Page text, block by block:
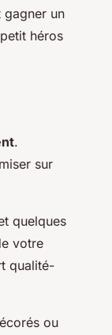
gagner un
héros
.
sur
quelques
votre
qualité-
ou